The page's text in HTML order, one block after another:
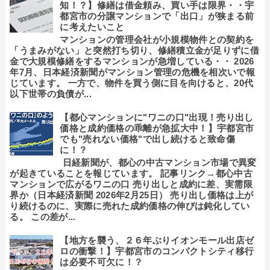
知！？】修繕は借金頼み、買い手は限界・・宇
都宮市の分譲マンションで「出口」が狭まる前
に考えたいこと
マンションの管理会社が小規模物件との契約を
「うまみがない」と突然打ち切り、修繕積立金が足りずに借
金で大規模修繕をするマンションが急増している・・ 2026
年7月、日本経済新聞がマンション管理の危機を相次いで報
じています。 一方で、物件を買う側に目を向けると、20代
以下世帯の負債が...
【都心マンションに"ワニの口"出現！売り出し
価格と成約価格の乖離が急拡大中！】宇都宮市
でも"売れない価格"で出し続けると致命傷
に！？
日経新聞が、都心の中古マンション市場で異変
が起きていることを報じています。 記事リンク→都心中古
マンションで広がるワニの口 売り出しと成約に差、実需限
界か（日本経済新聞 2026年2月25日） 売り出し価格は上が
り続けるのに、実際に売れた成約価格の伸びは鈍化してい
る。 この差が...
【地方を襲う、２６年ぶりイオンモール出店ゼ
ロの衝撃！】宇都宮市のコンパクトシティ移行
は必要不可欠に！？